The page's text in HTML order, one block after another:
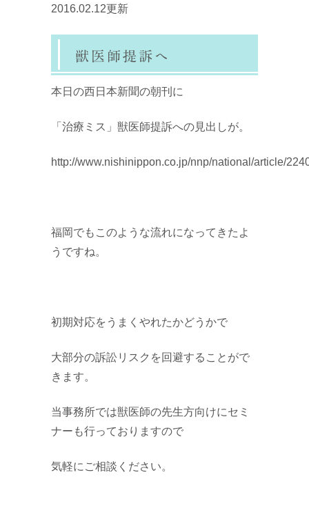
2016.02.12更新
獣医師提訴へ
本日の西日本新聞の朝刊に
「治療ミス」獣医師提訴への見出しが。
http://www.nishinippon.co.jp/nnp/national/article/
福岡でもこのような流れになってきたよ
うですね。
初期対応をうまくやれたかどうかで
大部分の訴訟リスクを回避することがで
きます。
当事務所では獣医師の先生方向けにセミ
ナーも行っておりますので
気軽にご相談ください。